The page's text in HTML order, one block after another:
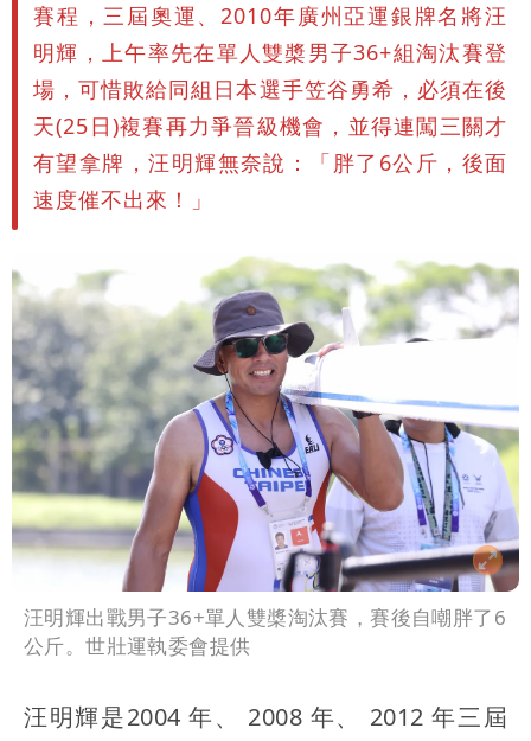
賽程，三屆奧運、2010年廣州亞運銀牌名將汪
明輝，上午率先在單人雙槳男子36+組淘汰賽登
場，可惜敗給同組日本選手笠谷勇希，必須在後
天(25日)複賽再力爭晉級機會，並得連闖三關才
有望拿牌，汪明輝無奈說：「胖了6公斤，後面
速度催不出來！」
汪明輝出戰男子36+單人雙槳淘汰賽，賽後自嘲胖了6
公斤。世壯運執委會提供
汪明輝是2004 年、 2008 年、 2012 年三屆